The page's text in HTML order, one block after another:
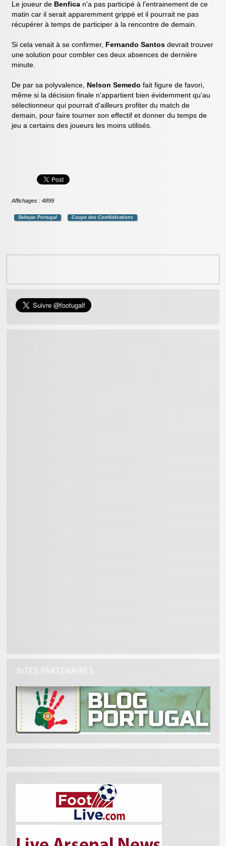
Le joueur de Benfican'a pas participé à l'entrainement de ce
matin car il serait apparemment grippé et il pourrait ne pas
récupérer à temps de participer à la rencontre de demain.
Si cela venait à se confirmer, Fernando Santos devrait trouver
une solution pour combler ces deux absences de dernière
minute.
De par sa polyvalence, Nelson Semedo fait figure de favori,
même si la décision finale n'appartient bien évidemment qu'au
sélectionneur qui pourrait d'ailleurs profiter du match de
demain, pour faire tourner son effectif et donner du temps de
jeu a certains des joueurs les moins utilisés.
Affichages : 4899
Seleçao Portugal Coupe des Confédérations
SITES PARTENAIRES